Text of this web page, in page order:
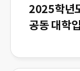
2025학년
공동 대학